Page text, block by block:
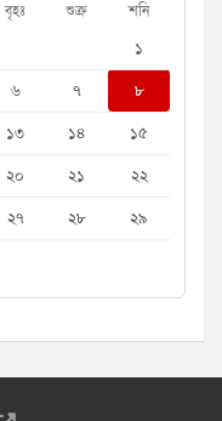
বৃহঃ শুক্র শনি
১
৬ ৭
৮
১৩ ১৪
১৫
২০ ২১
২২
২৭ ২৮
২৯